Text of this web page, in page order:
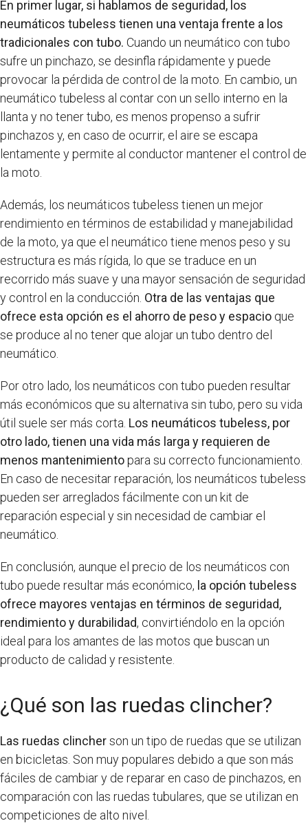
En primer lugar, si hablamos de seguridad, los
neumáticos tubeless tienen una ventaja frente a los
tradicionales con tubo. Cuando un neumático con tubo
sufre un pinchazo, se desinfla rápidamente y puede
provocar la pérdida de control de la moto. En cambio, un
neumático tubeless al contar con un sello interno en la
llanta y no tener tubo, es menos propenso a sufrir
pinchazos y, en caso de ocurrir, el aire se escapa
lentamente y permite al conductor mantener el control de
la moto.
Además, los neumáticos tubeless tienen un mejor
rendimiento en términos de estabilidad y manejabilidad
de la moto, ya que el neumático tiene menos peso y su
estructura es más rígida, lo que se traduce en un
recorrido más suave y una mayor sensación de seguridad
y control en la conducción. Otra de las ventajas que
ofrece esta opción es el ahorro de peso y espacio que
se produce al no tener que alojar un tubo dentro del
neumático.
Por otro lado, los neumáticos con tubo pueden resultar
más económicos que su alternativa sin tubo, pero su vida
útil suele ser más corta. Los neumáticos tubeless, por
otro lado, tienen una vida más larga y requieren de
menos mantenimientopara su correcto funcionamiento.
En caso de necesitar reparación, los neumáticos tubeless
pueden ser arreglados fácilmente con un kit de
reparación especial y sin necesidad de cambiar el
neumático.
En conclusión, aunque el precio de los neumáticos con
tubo puede resultar más económico, la opción tubeless
ofrece mayores ventajas en términos de seguridad,
rendimiento y durabilidad, convirtiéndolo en la opción
ideal para los amantes de las motos que buscan un
producto de calidad y resistente.
¿Qué son las ruedas clincher?
Las ruedas clincherson un tipo de ruedas que se utilizan
en bicicletas. Son muy populares debido a que son más
fáciles de cambiar y de reparar en caso de pinchazos, en
comparación con las ruedas tubulares, que se utilizan en
competiciones de alto nivel.